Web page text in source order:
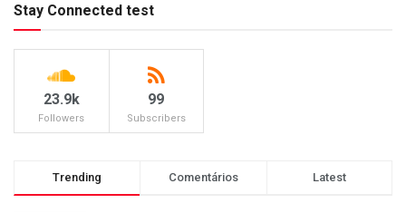
Stay Connected test
23.9k
Followers
99
Subscribers
Trending Comentários Latest